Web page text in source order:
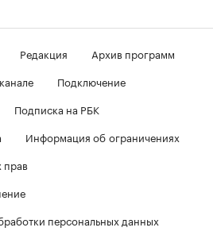
Редакция
Архив программ
Подключение
Подписка на РБК
Информация об ограничениях
персональных данных